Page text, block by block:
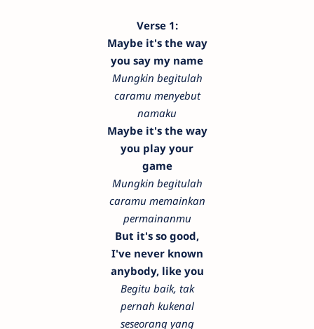
Verse 1:
Maybe it's the way
you say my name
Mungkin begitulah
caramu menyebut
namaku
Maybe it's the way
you play your
game
Mungkin begitulah
caramu memainkan
permainanmu
But it's so good,
I've never known
anybody, like you
Begitu baik, tak
pernah kukenal
seseorang yang